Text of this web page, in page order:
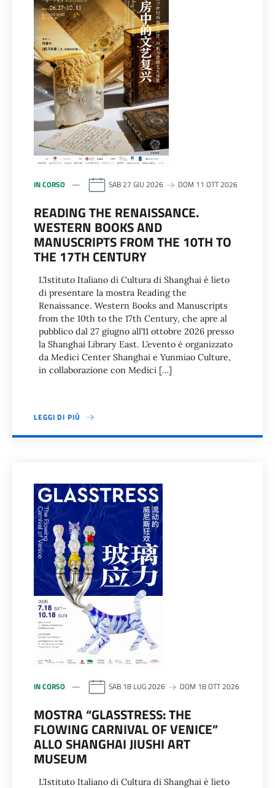
IN CORSO SAB 27 GIU 2026 DOM 11 OTT 2026
READING THE RENAISSANCE.
WESTERN BOOKS AND
MANUSCRIPTS FROM THE 10TH TO
THE 17TH CENTURY
L’Istituto Italiano di Cultura di Shanghai è lieto
di presentare la mostra Reading the
Renaissance. Western Books and Manuscripts
from the 10th to the 17th Century, che apre al
pubblico dal 27 giugno all’11 ottobre 2026 presso
la Shanghai Library East. L’evento è organizzato
da Medici Center Shanghai e Yunmiao Culture,
in collaborazione con Medici […]
LEGGI DI PIÙ
IN CORSO SAB 18 LUG 2026 DOM 18 OTT 2026
MOSTRA “GLASSTRESS: THE
FLOWING CARNIVAL OF VENICE”
ALLO SHANGHAI JIUSHI ART
MUSEUM
L’Istituto Italiano di Cultura di Shanghai è lieto